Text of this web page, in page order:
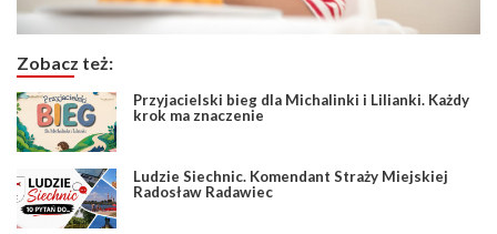
Zobacz też:
Przyjacielski bieg dla Michalinki i Lilianki. Każdy
krok ma znaczenie
Ludzie Siechnic. Komendant Straży Miejskiej
Radosław Radawiec